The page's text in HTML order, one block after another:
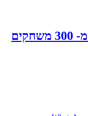
ל- Steam Deck יש כבר יותר מ- 300 משחקים